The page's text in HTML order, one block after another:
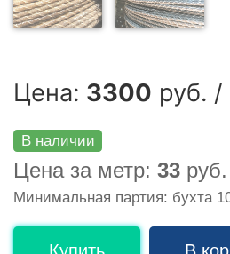
Цена: 3300 руб.
В наличии
Цена за метр: 33 руб.
Минимальная партия: бухта